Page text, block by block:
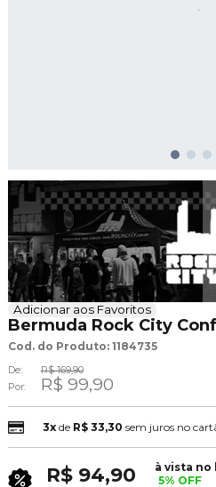
Adicionar aos Favoritos
Bermuda Rock City
Cod. do Produto: 1184735
De:
R$ 169,90
Por:
R$ 99,90
3xde R$ 33,30 sem juros no
R$ 94,90
à vista
5% OFF